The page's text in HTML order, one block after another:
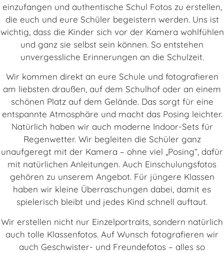
einzufangen und authentische Schul Fotos zu erstellen,
die euch und eure Schüler begeistern werden. Uns ist
wichtig, dass die Kinder sich vor der Kamera wohlfühlen
und ganz sie selbst sein können. So entstehen
unvergessliche Erinnerungen an die Schulzeit.
Wir kommen direkt an eure Schule und fotografieren
am liebsten draußen, auf dem Schulhof oder an einem
schönen Platz auf dem Gelände. Das sorgt für eine
entspannte Atmosphäre und macht das Posing leichter.
Natürlich haben wir auch moderne Indoor-Sets für
Regenwetter. Wir begleiten die Schüler ganz
unaufgeregt mit der Kamera – ohne viel „Posing“, dafür
mit natürlichen Anleitungen. Auch Einschulungsfotos
gehören zu unserem Angebot. Für jüngere Klassen
haben wir kleine Überraschungen dabei, damit es
spielerisch bleibt und jedes Kind schnell auftaut.
Wir erstellen nicht nur Einzelportraits, sondern natürlich
auch tolle Klassenfotos. Auf Wunsch fotografieren wir
auch Geschwister- und Freundefotos – alles so